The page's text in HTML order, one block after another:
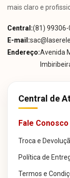
mais claro e
Central:(81) 99306-
E-mail:
Endereço:Avenida
Central de
Fale Conosco
Troca e
Política de
Termos e